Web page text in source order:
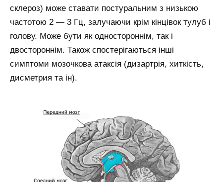
склероз) може ставати постуральним з низькою
частотою 2 — 3 Гц, залучаючи крім кінцівок тулуб і
голову. Може бути як одностороннім, так і
двостороннім. Також спостерігаються інші
симптоми мозочкова атаксія (дизартрія, хиткість,
дисметрия та ін).